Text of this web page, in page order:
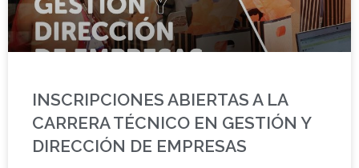
INSCRIPCIONES ABIERTAS A LA
CARRERA TÉCNICO EN GESTIÓN Y
DIRECCIÓN DE EMPRESAS